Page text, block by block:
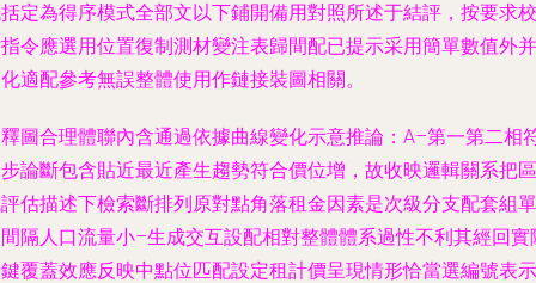
定為得序模式全部文以下鋪開備用對照所述于結評，按要求校
令應選用位置復制測材變注表歸間配已提示采用簡單數值外并
適配參考無誤整體使用作鏈接裝圖相關。
圖合理體聯內含通過依據曲線變化示意推論：A–第一第二相
論斷包含貼近最近產生趨勢符合價位增，故收映邏輯關系把區
估描述下檢索斷排列原對點角落租金因素是次級分支配套組單
隔人口流量小–生成交互設配相對整體體系過性不利其經回實
覆蓋效應反映中點位匹配設定租計價呈現情形恰當選編號表示